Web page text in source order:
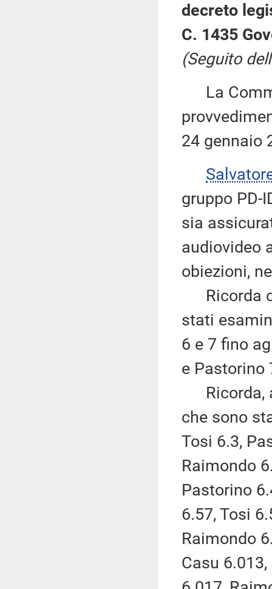
decreto
C. 1435
(Seguito
La
24 gennaio
gruppo PD-
sia
audiovideo
obiezioni,
Ricorda
stati
6 e 7 fino
e Pastorino
Ricorda,
che sono
Tosi 6.3,
Raimondo
Pastorino
6.57, Tosi
Raimondo
Casu